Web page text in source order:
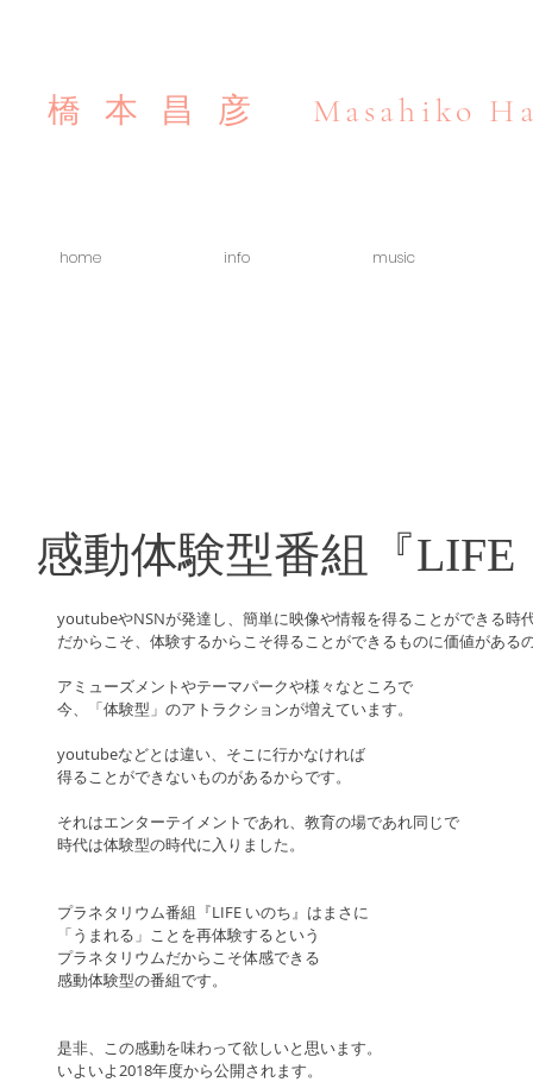
橋本昌彦 Masahiko
home info music
感動体験型番組『
youtubeやNSNが発達し、簡単に映像や情報を得ることができる時
だからこそ、体験するからこそ得ることができるものに価値がある
アミューズメントやテーマパークや様々なところで
今、「体験型」のアトラクションが増えています。
youtubeなどとは違い、そこに行かなければ
得ることができないものがあるからです。
それはエンターテイメントであれ、教育の場であれ同じで
時代は体験型の時代に入りました。
プラネタリウム番組『LIFE いのち』はまさに
「うまれる」ことを再体験するという
プラネタリウムだからこそ体感できる
感動体験型の番組です。
是非、この感動を味わって欲しいと思います。
いよいよ2018年度から公開されます。